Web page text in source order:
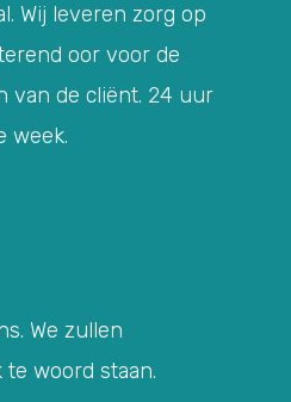
Wij leveren zorg op
oor voor de
van de cliënt. 24 uur
week.
We zullen
woord staan.